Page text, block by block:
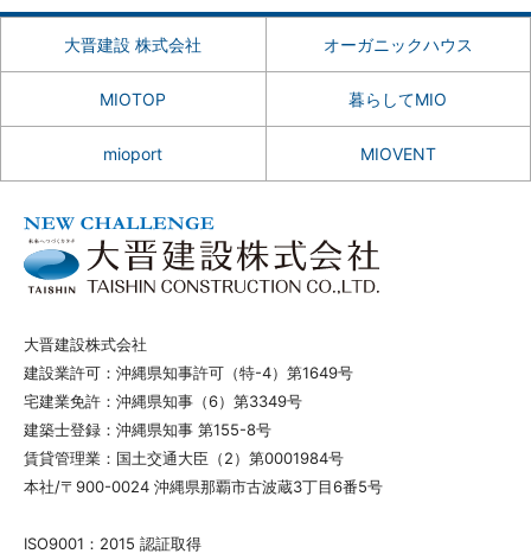
大晋建設 株式会社 オーガニックハウス
MIOTOP 暮らしてMIO
mioport MIOVENT
大晋建設株式会社
建設業許可：沖縄県知事許可（特-4）第1649号
宅建業免許：沖縄県知事（6）第3349号
建築士登録：沖縄県知事 第155-8号
賃貸管理業：国土交通大臣（2）第0001984号
本社/〒900-0024 沖縄県那覇市古波蔵3丁目6番5号
ISO9001：2015 認証取得